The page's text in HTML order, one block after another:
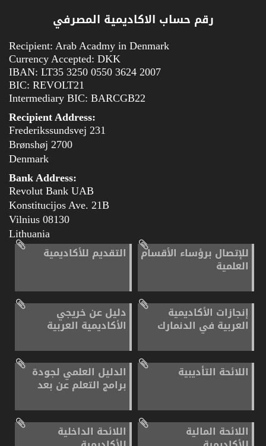
رقم حساب الاكاديمية المصرفي
Recipient: Arab Acadmy in Denmark
Currency Accepted: DKK
IBAN: LT35 3250 0550 3624 2007
BIC: REVOLT21
Intermediary BIC: BARCGB22
Recipient Address:
Frederikssundsvej 231
2700 Brønshøj
Denmark
Bank Address:
Revolut Bank UAB
Konstitucijos Ave. 21B
08130 Vilnius
Lithuania
للإتصال برؤساء الأقسام
العلمية
التقديم للأكاديمية
إنجازات الأكاديمية
العربية في الدنمارك
دليل عن خريجي
الأكاديمية العربية
اللائحة التأديبية الدليل العلمي لجودة
برامج التعلم عن بعد
اللائحة المالية اللائحة الداخلية